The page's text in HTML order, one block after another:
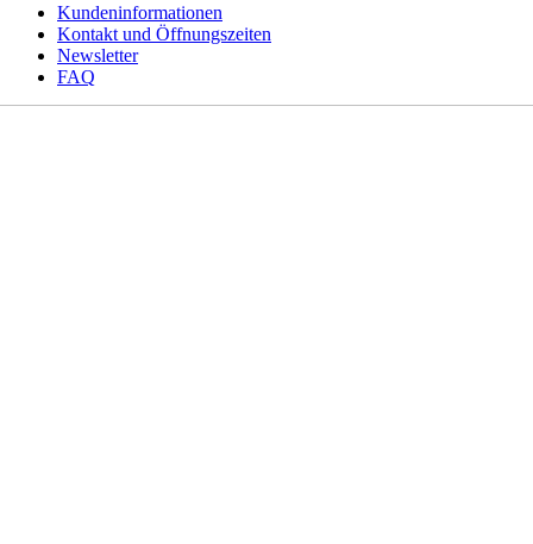
Kundeninformationen
Kontakt und Öffnungszeiten
Newsletter
FAQ